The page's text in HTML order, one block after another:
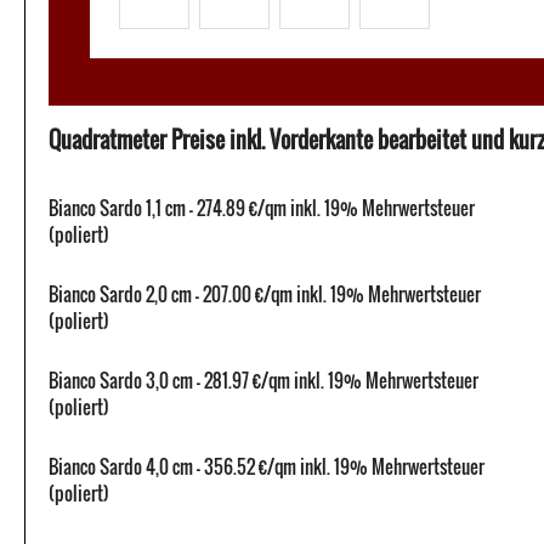
Quadratmeter Preise inkl. Vorderkante bearbeitet und
Bianco Sardo 1,1 cm - 274.89 €/qm inkl. 19% Mehrwertsteuer
(poliert)
Bianco Sardo 2,0 cm - 207.00 €/qm inkl. 19% Mehrwertsteuer
(poliert)
Bianco Sardo 3,0 cm - 281.97 €/qm inkl. 19% Mehrwertsteuer
(poliert)
Bianco Sardo 4,0 cm - 356.52 €/qm inkl. 19% Mehrwertsteuer
(poliert)